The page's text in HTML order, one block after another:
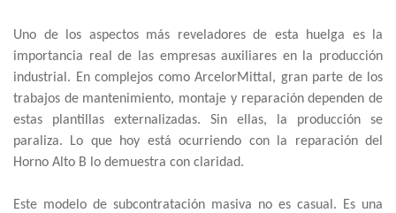
Uno de los aspectos más reveladores de esta huelga es la
importancia real de las empresas auxiliares en la producción
industrial. En complejos como ArcelorMittal, gran parte de los
trabajos de mantenimiento, montaje y reparación dependen de
estas plantillas externalizadas. Sin ellas, la producción se
paraliza. Lo que hoy está ocurriendo con la reparación del
Horno Alto B lo demuestra con claridad.
Este modelo de subcontratación masiva no es casual. Es una